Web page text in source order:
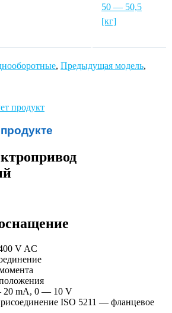
50 — 50,5
[кг]
, Предыдущая модель,
продукт
V AC
20 mA, 0 — 10 V
ISO 5211 — фланцевое